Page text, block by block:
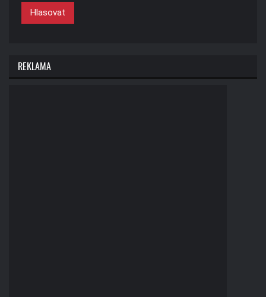
Hlasovat
REKLAMA